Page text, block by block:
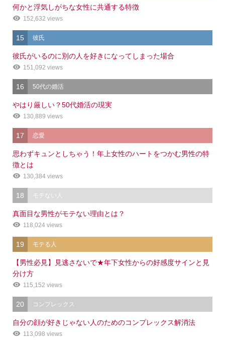
何かと浮気しがちな女性に共通する特徴
152,632 views
15 彼氏
彼氏がいるのに別の人を好きになってしまった場合
151,092 views
16 50代の婚活
やはり厳しい？50代婚活の現実
130,889 views
17 恋愛
思わずキュンとしちゃう！年上女性のハートをつかむ男性の特
徴とは
130,384 views
18 モテない人
真面目な男性がモテない理由とは？
118,024 views
19 モテる人
【男性必見】見逃さないで★年下女性からの好感度サインと見
分け方
115,152 views
20 コンプレックス
自分の顔が好きじゃない人のためのコンプレックス解消法
113,098 views